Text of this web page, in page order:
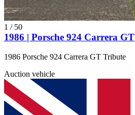
1 / 50
1986 | Porsche 924 Carrera GT
1986 Porsche 924 Carrera GT Tribute
Auction vehicle